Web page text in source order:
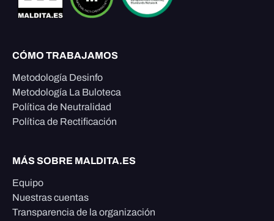
CÓMO TRABAJAMOS
Metodología Desinfo
Metodología La Buloteca
Política de Neutralidad
Política de Rectificación
MÁS SOBRE MALDITA.ES
Equipo
Nuestras cuentas
Transparencia de la organización